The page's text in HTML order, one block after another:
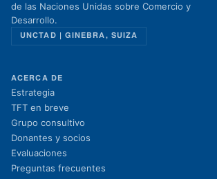
de las Naciones Unidas sobre Comercio y
Desarrollo.
UNCTAD | GINEBRA, SUIZA
ACERCA DE
Estrategia
TFT en breve
Grupo consultivo
Donantes y socios
Evaluaciones
Preguntas frecuentes